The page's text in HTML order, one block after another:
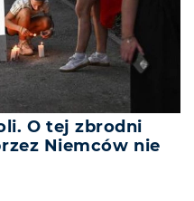
O tej zbrodni
Niemców nie